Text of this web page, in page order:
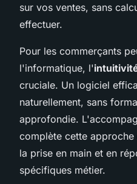
sur vos ventes, sans
effectuer.
Pour les commerçants
l'informatique, l'
cruciale. Un logiciel
naturellement, sans
approfondie.
complète cette
la prise en main et en
spécifiques métier.